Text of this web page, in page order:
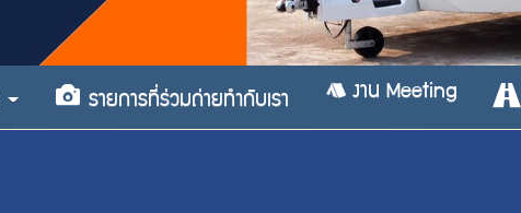
รายการที่ร่วมถ่ายทำกับเรา งาน Meeting